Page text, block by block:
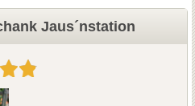
Jaus´nstation